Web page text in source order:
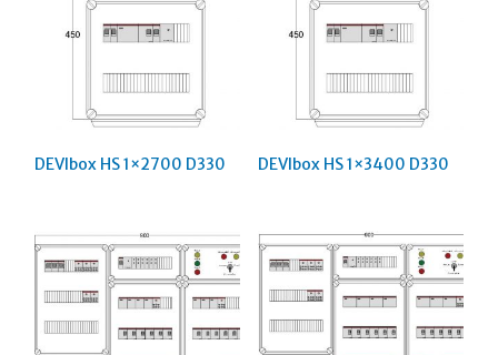
DEVIbox HS 1×2700 D330 DEVIbox HS 1×3400 D330